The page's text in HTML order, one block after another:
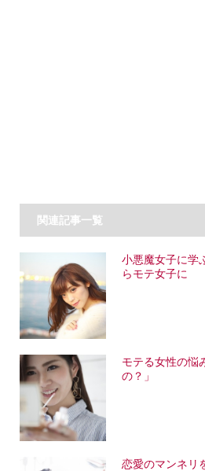
関連記事一覧
小悪魔女子に学
らモテ女子に
モテる女性の悩
の？」
恋愛のマンネリ